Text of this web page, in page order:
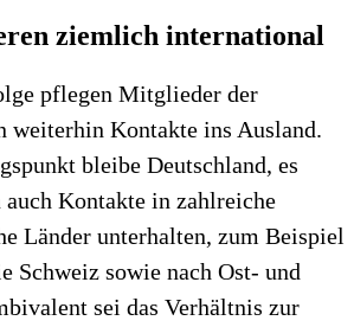
ziemlich international
pflegen Mitglieder der
weiterhin Kontakte ins Ausland.
bleibe Deutschland, es
auch Kontakte in zahlreiche
Länder unterhalten, zum Beispiel
Schweiz sowie nach Ost- und
sei das Verhältnis zur